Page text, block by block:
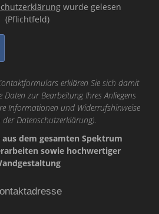
wurde gelesen
(Pflichtfeld)
erklären Sie sich damit
Daten zur Bearbeitung Ihres Anliegens
Informationen und Widerrufshinweise
der Datenschutzerklärung).
dem gesamten Spektrum
sowie hochwertiger